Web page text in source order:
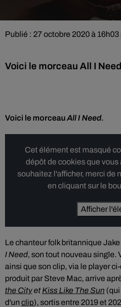
Publié : 27 octobre 2020 à
Voici le morceau All I
Voici le morceauAll I Need.
Cet élément est masqué
dépôt de cookies que
souhaitez l'afficher, merci de
en cliquant sur le
Afficher
Le chanteur folk britannique
I Need, son tout nouveau single.
ainsi que son clip, via le player
produit par Steve Mac, arrive
the Cityet Kiss Like The Sun
d'un clip), sortis entre 2019 et